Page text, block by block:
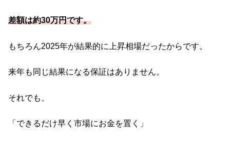
差額は約30万円です。
もちろん2025年が結果的に上昇相場だったからです。
来年も同じ結果になる保証はありません。
それでも、
「できるだけ早く市場にお金を置く」